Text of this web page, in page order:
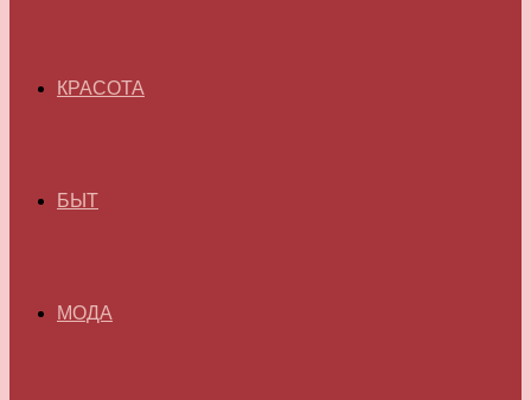
КРАСОТА
БЫТ
МОДА